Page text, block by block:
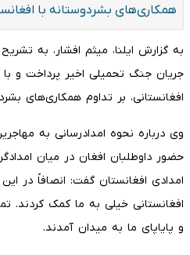
همکاری‌های بشردوستانه با
به گزارش ایلنا، میثم افشار، به
جریان جنگ تحمیلی اخیر پرداخت و با
افغانستانی، بر تداوم همکاری‌های
وی درباره نحوه امدادرسانی به
حضور داوطلبان افغان در میان
امدادی افغانستان گفت: انصافاً در
افغانستانی خیلی به ما کمک کردند.
و پایاپای ما به میدان آمدند.